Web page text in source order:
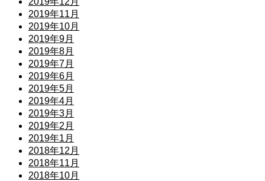
2019年11月
2019年10月
2019年9月
2019年8月
2019年7月
2019年6月
2019年5月
2019年4月
2019年3月
2019年2月
2019年1月
2018年12月
2018年11月
2018年10月